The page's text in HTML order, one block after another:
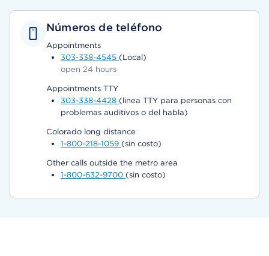
Números de teléfono
Appointments
303-338-4545 (Local)
open 24 hours
Appointments TTY
303-338-4428 (linea TTY para personas con
problemas auditivos o del habla)
Colorado long distance
1-800-218-1059 (sin costo)
Other calls outside the metro area
1-800-632-9700 (sin costo)